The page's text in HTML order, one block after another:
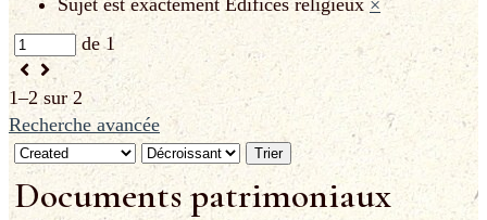
Sujet est exactement Édifices religieux ×
de 1
1–2 sur 2
Recherche avancée
Trier
Documents patrimoniaux